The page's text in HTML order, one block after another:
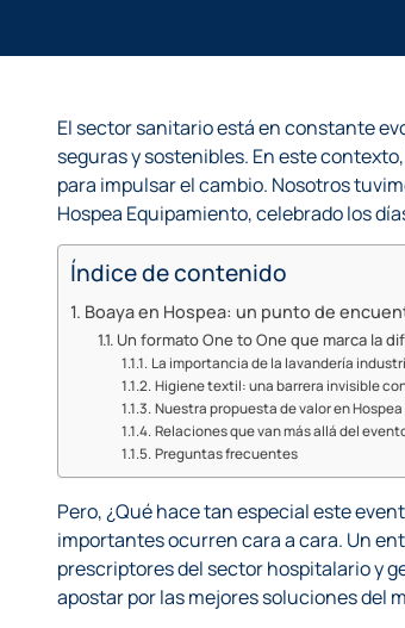
El sector sanitario está en constante
seguras y sostenibles. En este
para impulsar el cambio. Nosotros
Hospea Equipamiento, celebrado los
Índice de contenido
Boaya en Hospea: un punto de
Un formato One to One que marca la
La importancia de la lavandería
Higiene textil: una barrera invisible
Nuestra propuesta de valor en
Relaciones que van más allá del
Preguntas frecuentes
Pero, ¿Qué hace tan especial este
importantes ocurren cara a cara. Un
prescriptores del sector hospitalario y
apostar por las mejores soluciones del